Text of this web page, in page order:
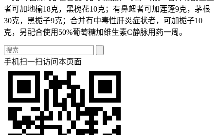
者可加地榆18克，黑槐花10克；有鼻衄者可加莲蓬9克，茅根
30克，黑栀子9克；合并有中毒性肝炎症状者，可加栀子10
克，另配合使用50%葡萄糖加维生素C静脉用药一周。
手机扫一扫访问本页面